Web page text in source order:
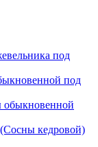
под
под
обыкновенной
кедровой)